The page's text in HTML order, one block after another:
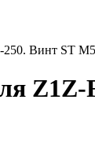
250. Винт ST
Z1Z-